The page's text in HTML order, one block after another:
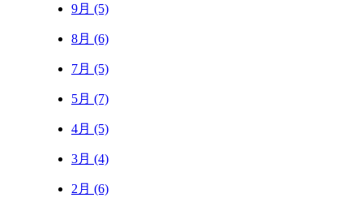
9月 (5)
8月 (6)
7月 (5)
5月 (7)
4月 (5)
3月 (4)
2月 (6)